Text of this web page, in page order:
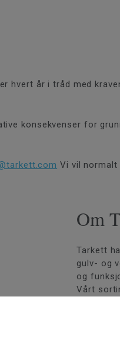
år i tråd med
konsekvenser for
Vi vil
Om
Tarkett
gulv- og
og
Vårt